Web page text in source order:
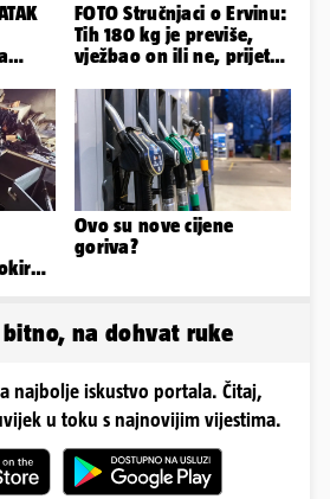
FOTO Stručnjaci o Ervinu:
Tih 180 kg je previše,
vježbao on ili ne, prijete
Ovo su nove cijene
goriva?
bitno, na dohvat ruke
najbolje iskustvo portala. Čitaj,
u toku s najnovijim vijestima.